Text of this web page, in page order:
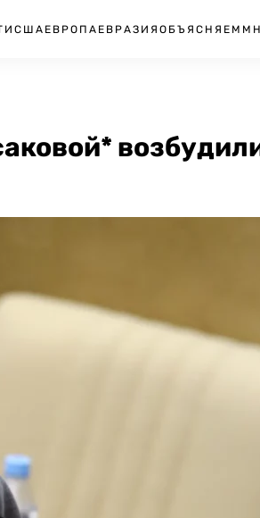
США ЕВРОПА ЕВРАЗИЯ ОБЪЯСНЯЕМ